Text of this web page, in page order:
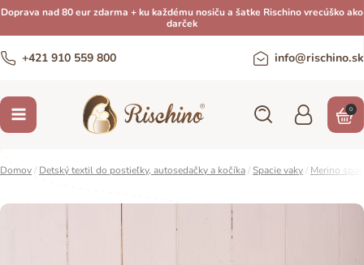
Doprava nad 80 eur zdarma + ku každému nosiču a šatke Rischino vrecúško ako
darček
+421 910 559 800 info@rischino.sk
0
Domov/ Detský textil do postieľky, autosedačky a kočíka/ Spacie vaky/ Merino